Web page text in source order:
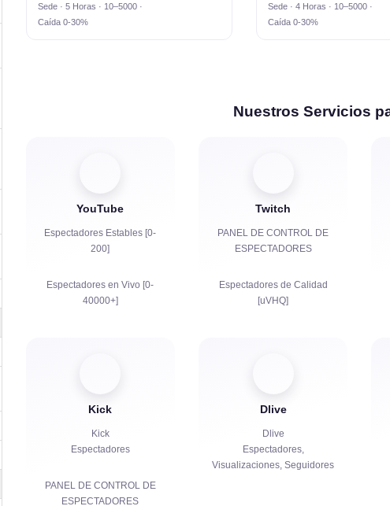
Sede · 5 Horas · 10–5000 ·
Caída 0-30%
Sede · 4 Horas · 10–5000 ·
Caída 0-30%
Nuestros Servicios
YouTube
Espectadores Estables [0-
200]
Espectadores en Vivo [0-
40000+]
Suscriptores
Horas de Visualización para
Compartidos
Twitch
PANEL DE CONTROL DE
ESPECTADORES
Espectadores de Calidad
[uVHQ]
Seguidores
Bits | Suscripciones de Pago
| Primes
Kick
Kick
Espectadores
PANEL DE CONTROL DE
ESPECTADORES
Dlive
Dlive
Espectadores,
Visualizaciones, Seguidores